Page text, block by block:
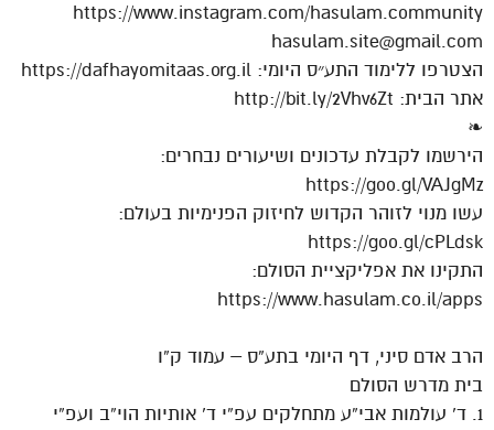
https://www.instagram.com/hasulam.community
hasulam.site@gmail.com
הצטרפו ללימוד התע״ס היומי: https://dafhayomitaas.org.il
אתר הבית: http://bit.ly/2Vhv6Zt
❧
הירשמו לקבלת עדכונים ושיעורים נבחרים:
https://goo.gl/VAJgMz
עשו מנוי לזוהר הקדוש לחיזוק הפנימיות בעולם:
https://goo.gl/cPLdsk
התקינו את אפליקציית הסולם:
https://www.hasulam.co.il/apps
הרב אדם סיני, דף היומי בתע”ס – עמוד ק”ו
בית מדרש הסולם
1. ד’ עולמות אבי”ע מתחלקים עפ”י ד’ אותיות הוי”ב ועפ”י